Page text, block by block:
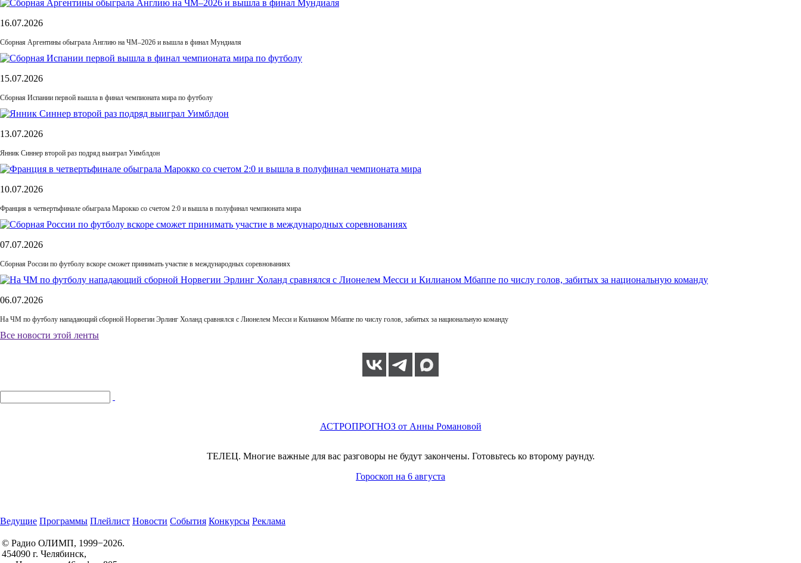
16.07.2026
Сборная Аргентины обыграла Англию на ЧМ–2026 и вышла в финал Мундиаля
15.07.2026
Сборная Испании первой вышла в финал чемпионата мира по футболу
13.07.2026
Янник Синнер второй раз подряд выиграл Уимблдон
10.07.2026
Франция в четвертьфинале обыграла Марокко со счетом 2:0 и вышла в полуфинал чемпионата мира
07.07.2026
Сборная России по футболу вскоре сможет принимать участие в международных соревнованиях
06.07.2026
На ЧМ по футболу нападающий сборной Норвегии Эрлинг Холанд сравнялся с Лионелем Месси и Килианом Мбаппе по числу голов, забитых за национальную команду
Все новости этой ленты
АСТРОПРОГНОЗ от Анны Романовой
ТЕЛЕЦ. Многие важные для вас разговоры не будут закончены. Готовьтесь ко второму раунду.
Гороскоп на 6 августа
Ведущие Программы Плейлист Новости События Конкурсы Реклама
© Радио ОЛИМП, 1999−2026.
454090 г. Челябинск,